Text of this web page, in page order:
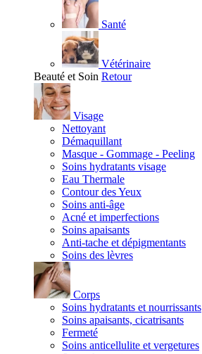
Santé
Vétérinaire
Beauté et Soin Retour
Visage
Nettoyant
Démaquillant
Masque - Gommage - Peeling
Soins hydratants visage
Eau Thermale
Contour des Yeux
Soins anti-âge
Acné et imperfections
Soins apaisants
Anti-tache et dépigmentants
Soins des lèvres
Corps
Soins hydratants et nourrissants
Soins apaisants, cicatrisants
Fermeté
Soins anticellulite et vergetures